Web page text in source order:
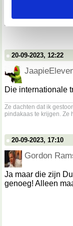
verzameld op
zal ik ook eens met
20-09-2023, 12:22
Die internationale
Ze dachten dat ik
pindakaas te krijgen. Ze
20-09-2023, 17:10
Gordon
Ja maar die zijn
genoeg! Alleen